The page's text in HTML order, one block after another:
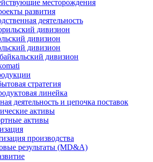
месторождения
развития
деятельность
дивизион
дивизион
дивизион
дивизион
стратегия
линейка
деятельность и цепочка поставок
активы
активы
производства
результаты (MD&A)